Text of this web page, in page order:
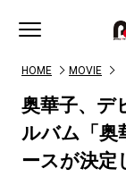
HOME MOVIE
奥華子、デ
ルバム「奥
ースが決定